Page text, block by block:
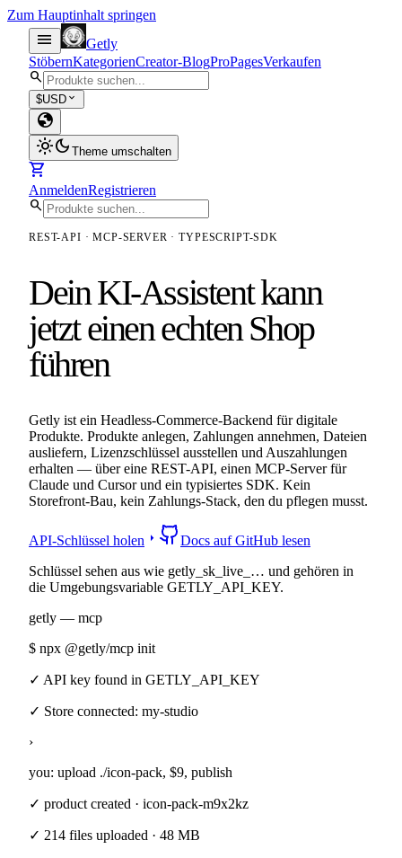
Zum Hauptinhalt springen
menu
Getly
StöbernKategorienCreator-BlogProPagesVerkaufen
search
$USD expand_more
globe
light_modedark_mode Theme umschalten
shopping_cart
AnmeldenRegistrieren
search
REST-API · MCP-SERVER · TYPESCRIPT-SDK
Dein KI-Assistent kann
jetzt einen echten Shop
führen
Getly ist ein Headless-Commerce-Backend für digitale
Produkte. Produkte anlegen, Zahlungen annehmen, Dateien
ausliefern, Lizenzschlüssel ausstellen und Auszahlungen
erhalten — über eine REST-API, einen MCP-Server für
Claude und Cursor und ein typisiertes SDK. Kein
Storefront-Bau, kein Zahlungs-Stack, den du pflegen musst.
API-Schlüssel holen arrow_right
Docs auf GitHub lesen
Schlüssel sehen aus wie getly_sk_live_… und gehören in
die Umgebungsvariable GETLY_API_KEY.
getly — mcp
$ npx @getly/mcp init
✓ API key found in GETLY_API_KEY
✓ Store connected: my-studio
›
you: upload ./icon-pack, $9, publish
✓ product created · icon-pack-m9x2kz
✓ 214 files uploaded · 48 MB